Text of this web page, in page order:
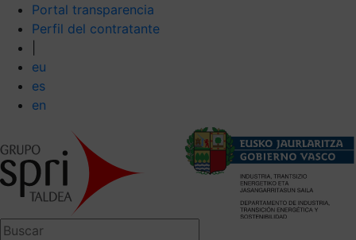
Portal transparencia
Perfil del contratante
eu
es
en